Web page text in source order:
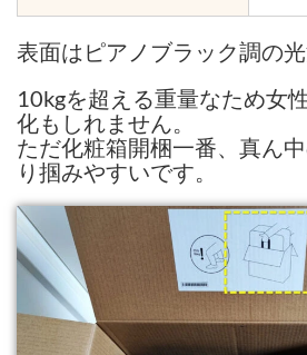
表面はピアノブラック調の光
10kgを超える重量なため女
化もしれません。
ただ化粧箱開梱一番、真ん
り掴みやすいです。